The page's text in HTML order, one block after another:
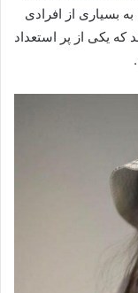
بسیاری از افرادی
یکی از پر استعداد